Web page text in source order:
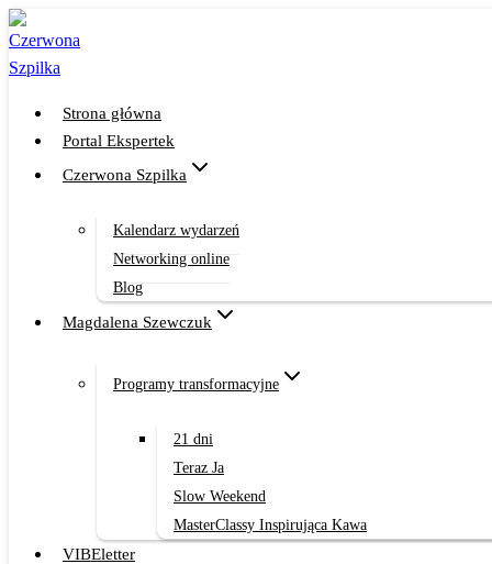
Przejdź
do
treści
Strona główna
Portal Ekspertek
Czerwona Szpilka
Kalendarz wydarzeń
Networking online
Blog
Magdalena Szewczuk
Programy transformacyjne
21 dni
Teraz Ja
Slow Weekend
MasterClassy Inspirująca Kawa
VIBEletter